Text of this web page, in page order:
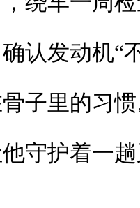
认发动机“
子里的习
守护着一